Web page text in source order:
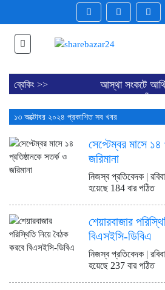
ব্রেকিং >>
আস্থা সংকটে
বন্ধের পথে পাঁচ
ব্লক মার্কেটে ৪০
লেনদেন
ডিএসইতে
কোম্পানির তালিকা
ডিএসইতে দর হ্রাস
কোম্পানির তালিকা
ডিএসইতে দর বৃদ্ধি
তাগিদ
শেয়ার বিক্রির
পরিচালকের
চট্টগ্রামে কারখানা
১৩ অক্টোবর ২০২৪ প্রকাশিত সব খবর
সেপ্টেম্বর মাসে ১৪
জরিমানা
নিজস্ব প্রতিবেদক |
হয়েছে 184 বার পঠিত
শেয়ারবাজার
বিএসইসি-ডিবিএ
নিজস্ব প্রতিবেদক |
হয়েছে 237 বার পঠিত